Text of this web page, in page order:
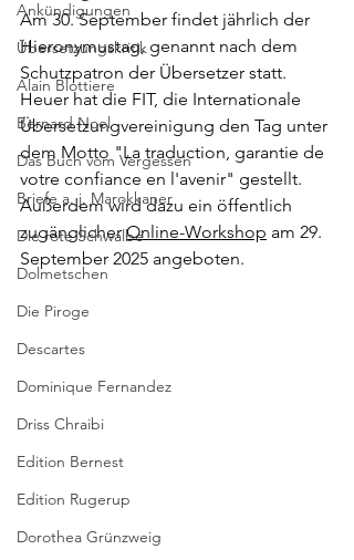
Ankündigungen
Übersetzungskritik
Alain Blottiere
Bernard Noel
Das Buch vom Vergessen
Briefe a. j. Marokkaner
Die rote Schwalbe
Dolmetschen
Die Piroge
Descartes
Dominique Fernandez
Driss Chraibi
Edition Bernest
Edition Rugerup
Dorothea Grünzweig
Am 30. September findet jährlich der
Hieronymustag, genannt nach dem
Schutzpatron der Übersetzer statt.
Heuer hat die FIT, die Internationale
Übersetzungvereinigung den Tag unter
dem Motto "La traduction, garantie de
votre confiance en l'avenir" gestellt.
Außerdem wird dazu ein öffentlich
zugänglicher Online-Workshop am 29.
September 2025 angeboten.